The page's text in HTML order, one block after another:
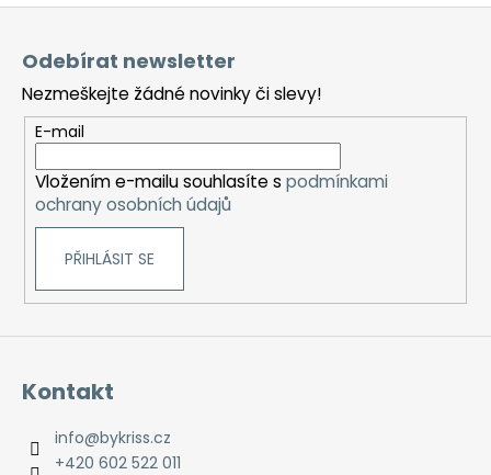
Z
Odebírat newsletter
Nezmeškejte žádné novinky či slevy!
E-mail
Vložením e-mailu souhlasíte s podmínkami
ochrany osobních údajů
PŘIHLÁSIT SE
Kontakt
info@bykriss.cz
+420 602 522 011